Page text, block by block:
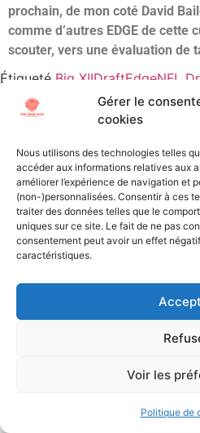
Gérer le
cookies
Nous utilisons des technologies telles
accéder aux informations relatives aux
améliorer l’expérience de navigation et
(non-)personnalisées. Consentir à ces
traiter des données telles que le
uniques sur ce site. Le fait de ne pas
consentement peut avoir un effet
caractéristiques.
Voir les
Politique de
prochain, de mon coté David
comme d’autres EDGE de cette
scouter, vers une évaluation de
Étiqueté Big XIIDraftEdgeNFL
All Texts Rights
Tous les textes présents sur ce
d’auteur. Il est interdit de
quelque manière que ce soit ces
expresse de leurs